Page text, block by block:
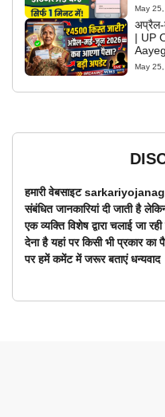
May
अप्रैल-
| UP
May
हमारी वेबसाइट
संबंधित जानकारियां दी जाती है
एक व्यक्ति विशेष द्वारा चलाई जा
देना है यहां पर किसी भी प्रकार का
पर हमें कमेंट में जरूर बताएं धन्यवाद